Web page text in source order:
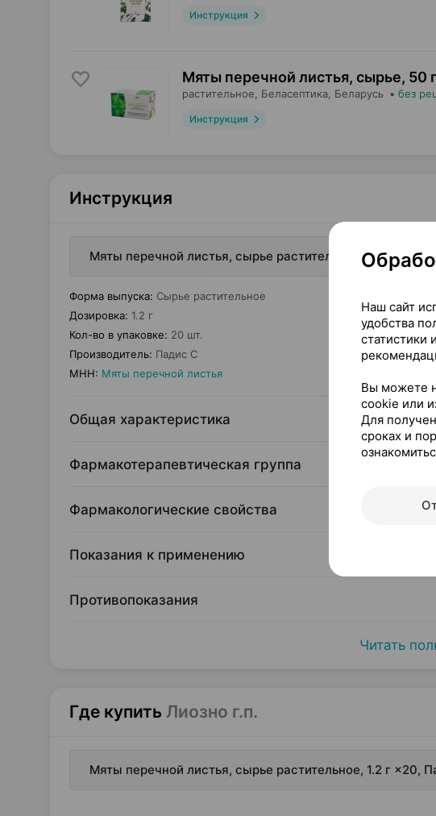
Инструкция
Мяты перечной листья, сырье, 50 г
растительное, Беласептика , Беларусь • без
Инструкция
Инструкция
Мяты перечной листья, сырье растительное, 1.2 г ×20,
Форма выпуска: Сырье растительное
Дозировка: 1.2 г
Кол-во в упаковке: 20 шт.
Производитель: Падис С
МНН: Мяты перечной листья
Общая характеристика
Фармакотерапевтическая группа
Фармакологические свойства
Показания к применению
Противопоказания
Читать
Где купить Лиозно г.п.
Мяты перечной листья, сырье растительное, 1.2 г ×20,
Наш сайт
удобства
статистики
Вы можете
cookie или
Для
сроках и